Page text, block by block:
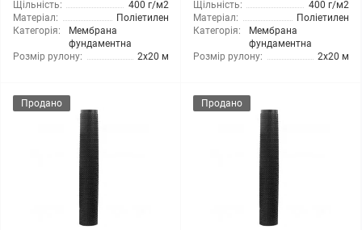
Щільність:
400 г/м2
Матеріал:
Поліетилен
Категорія:
Мембрана
фундаментна
Розмір рулону:
2x20 м
Щільність:
400 г/м2
Матеріал:
Поліетилен
Категорія:
Мембрана
фундаментна
Розмір рулону:
2x20 м
Продано Продано